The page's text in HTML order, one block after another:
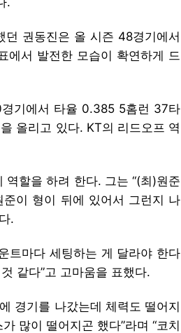
권동진은 올 시즌 48경기에서
에서 발전한 모습이 확연하게 드
기에서 타율 0.385 5홈런 37타
올리고 있다. KT의 리드오프 역
할을 하려 한다. 그는 “(최)원준
이 형이 뒤에 있어서 그런지 나
.
트마다 세팅하는 게 달라야 한다
같다”고 고마움을 표했다.
경기를 나갔는데 체력도 떨어지
많이 떨어지곤 했다”라며 “코치